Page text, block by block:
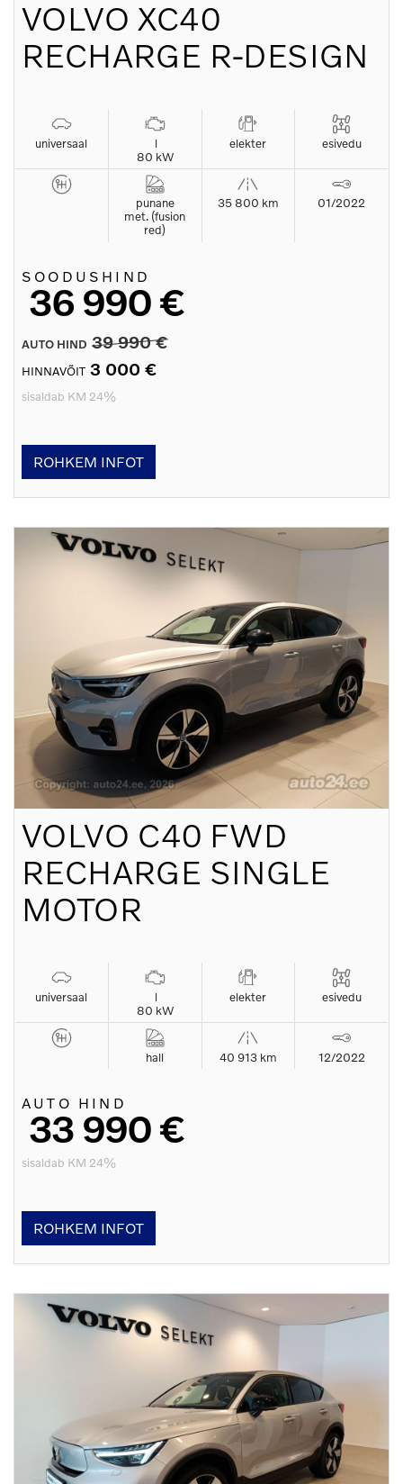
VOLVO XC40
RECHARGE R-DESIGN
universaal
l
80 kW
elekter esivedu
punane
met. (fusion
red)
35 800 km 01/2022
SOODUSHIND
36 990 €
AUTO HIND 39 990 €
HINNAVÕIT 3 000 €
sisaldab KM 24%
ROHKEM INFOT
VOLVO C40 FWD
RECHARGE SINGLE
MOTOR
universaal
l
80 kW
elekter esivedu
hall 40 913 km 12/2022
AUTO HIND
33 990 €
sisaldab KM 24%
ROHKEM INFOT